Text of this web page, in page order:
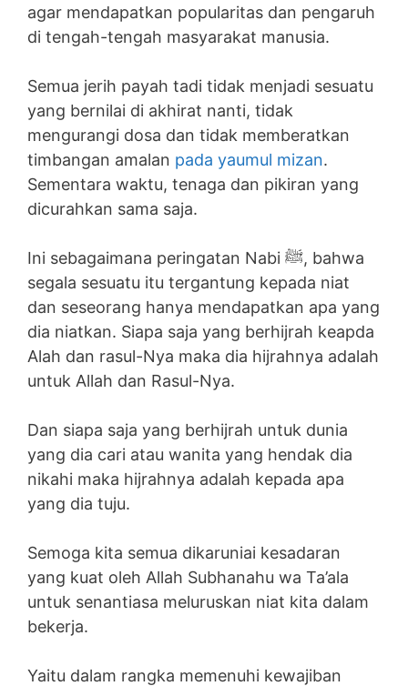
agar mendapatkan popularitas dan pengaruh
di tengah-tengah masyarakat manusia.
Semua jerih payah tadi tidak menjadi sesuatu
yang bernilai di akhirat nanti, tidak
mengurangi dosa dan tidak memberatkan
timbangan amalan pada yaumul mizan.
Sementara waktu, tenaga dan pikiran yang
dicurahkan sama saja.
Ini sebagaimana peringatan Nabi ﷺ, bahwa
segala sesuatu itu tergantung kepada niat
dan seseorang hanya mendapatkan apa yang
dia niatkan. Siapa saja yang berhijrah keapda
Alah dan rasul-Nya maka dia hijrahnya adalah
untuk Allah dan Rasul-Nya.
Dan siapa saja yang berhijrah untuk dunia
yang dia cari atau wanita yang hendak dia
nikahi maka hijrahnya adalah kepada apa
yang dia tuju.
Semoga kita semua dikaruniai kesadaran
yang kuat oleh Allah Subhanahu wa Ta’ala
untuk senantiasa meluruskan niat kita dalam
bekerja.
Yaitu dalam rangka memenuhi kewajiban